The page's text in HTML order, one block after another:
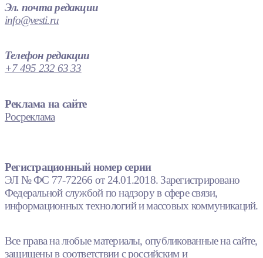
Эл. почта редакции
info@vesti.ru
Телефон редакции
+7 495 232 63 33
Реклама на сайте
Росреклама
Регистрационный номер серии
ЭЛ № ФС 77-72266 от 24.01.2018. Зарегистрировано
Федеральной службой по надзору в сфере связи,
информационных технологий и массовых коммуникаций.
Все права на любые материалы, опубликованные на сайте,
защищены в соответствии с российским и